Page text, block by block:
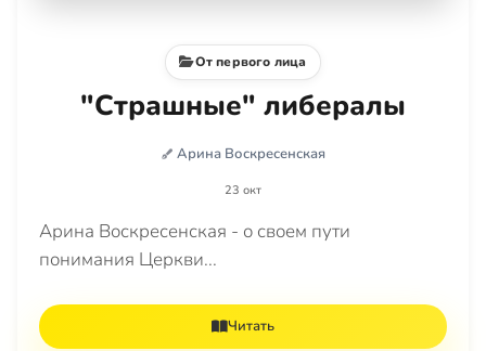
От первого лица
"Страшные" либералы
Арина Воскресенская
23 окт
Арина Воскресенская - о своем пути
понимания Церкви...
Читать